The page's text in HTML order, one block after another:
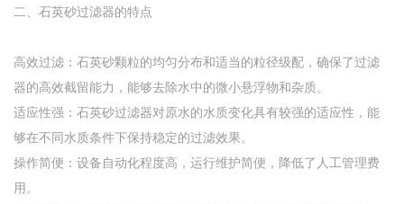
二、石英砂过滤器的特点
高效过滤：石英砂颗粒的均匀分布和适当的粒径级配，确保了过滤
器的高效截留能力，能够去除水中的微小悬浮物和杂质。
适应性强：石英砂过滤器对原水的水质变化具有较强的适应性，能
够在不同水质条件下保持稳定的过滤效果。
操作简便：设备自动化程度高，运行维护简便，降低了人工管理费
用。